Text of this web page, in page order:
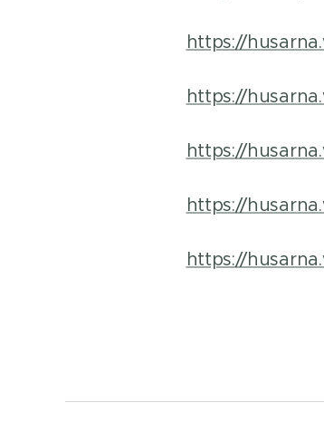
https://
https://
https://
https://
https://